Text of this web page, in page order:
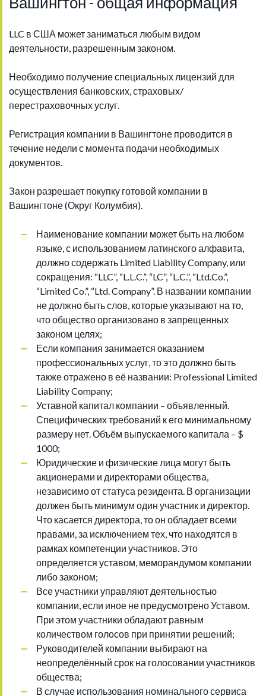
LLC в США может заниматься любым видом
деятельности, разрешенным законом.
Необходимо получение специальных лицензий для
осуществления банковских, страховых/
перестраховочных услуг.
Регистрация компании в Вашингтоне проводится в
течение недели с момента подачи необходимых
документов.
Закон разрешает покупку готовой компании в
Вашингтоне (Округ Колумбия).
Наименование компании может быть на любом
языке, с использованием латинского алфавита,
должно содержать Limited Liability Company, или
сокращения: “LLC”, “L.L.C.”, “LC”, “L.C.”, “Ltd.Co.”,
“Limited Co.”, “Ltd. Company”. В названии компании
не должно быть слов, которые указывают на то,
что общество организовано в запрещенных
законом целях;
Если компания занимается оказанием
профессиональных услуг, то это должно быть
также отражено в её названии: Professional Limited
Liability Company;
Уставной капитал компании – объявленный.
Специфических требований к его минимальному
размеру нет. Объём выпускаемого капитала – $
1000;
Юридические и физические лица могут быть
акционерами и директорами общества,
независимо от статуса резидента. В организации
должен быть минимум один участник и директор.
Что касается директора, то он обладает всеми
правами, за исключением тех, что находятся в
рамках компетенции участников. Это
определяется уставом, меморандумом компании
либо законом;
Все участники управляют деятельностью
компании, если иное не предусмотрено Уставом.
При этом участники обладают равным
количеством голосов при принятии решений;
Руководителей компании выбирают на
неопределённый срок на голосовании участников
общества;
В случае использования номинального сервиса